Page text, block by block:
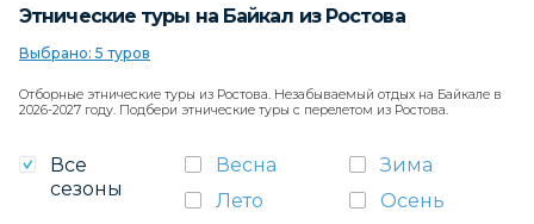
Этнические туры на Байкал из Ростова
Выбрано: 5 туров
Отборные этнические туры из Ростова. Незабываемый отдых на Байкале в
2026-2027 году. Подбери этнические туры с перелетом из Ростова.
Все
сезоны
Весна
Зима
Лето
Осень